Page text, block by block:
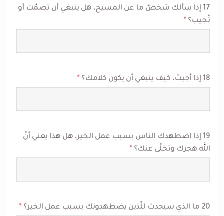
17 إذا سألك شخصٌ ما عن المسيح، هل ينبغي أن تصمُت أو
تُجيب؟ *
18 إذا أجبتَ، كيف ينبغي أن يكون كلامك؟ *
19 إذا اضطهدك الناس بسبب عمل الخير، هل هذا يعني أنّ
الله هجرك وتخلّى عنك؟ *
20 ما الذي سيحدث للّذين يضطهدونك بسبب عمل الخير؟ *